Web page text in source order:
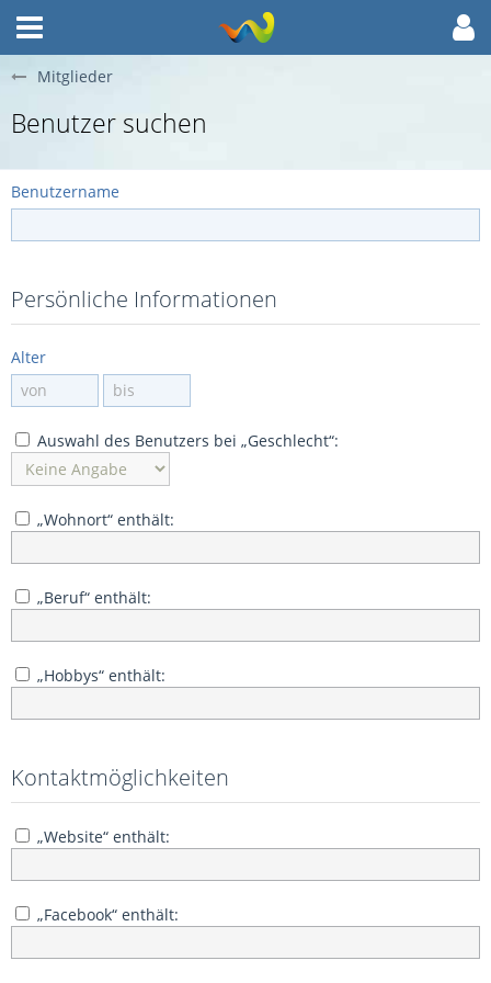
Mitglieder
Benutzer suchen
Benutzername
Persönliche Informationen
Alter
Auswahl des Benutzers bei „Geschlecht“:
„Wohnort“ enthält:
„Beruf“ enthält:
„Hobbys“ enthält:
Kontaktmöglichkeiten
„Website“ enthält:
„Facebook“ enthält: